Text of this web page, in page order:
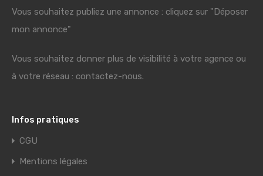
Vous souhaitez publiez une annonce : cliquez sur "Déposer
mon annonce"
Vous souhaitez donner plus de visibilité à votre agence ou
à votre réseau : contactez-nous.
Infos pratiques
CGU
Mentions légales